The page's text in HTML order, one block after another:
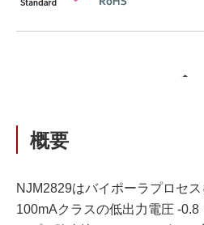
概要
NJM2829はバイポーラプロセ
100mAクラスの低出力電圧 -0.8